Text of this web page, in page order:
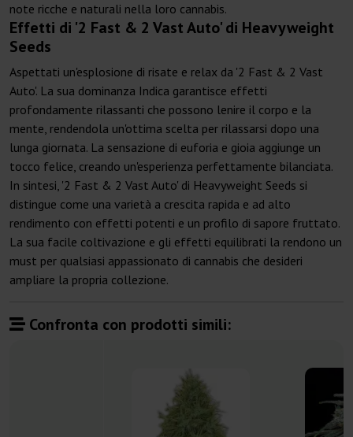
note ricche e naturali nella loro cannabis.
Effetti di '2 Fast & 2 Vast Auto' di Heavyweight
Seeds
Aspettati un'esplosione di risate e relax da '2 Fast & 2 Vast
Auto'. La sua dominanza Indica garantisce effetti
profondamente rilassanti che possono lenire il corpo e la
mente, rendendola un'ottima scelta per rilassarsi dopo una
lunga giornata. La sensazione di euforia e gioia aggiunge un
tocco felice, creando un'esperienza perfettamente bilanciata.
In sintesi, '2 Fast & 2 Vast Auto' di Heavyweight Seeds si
distingue come una varietà a crescita rapida e ad alto
rendimento con effetti potenti e un profilo di sapore fruttato.
La sua facile coltivazione e gli effetti equilibrati la rendono un
must per qualsiasi appassionato di cannabis che desideri
ampliare la propria collezione.
Confronta con prodotti simili: